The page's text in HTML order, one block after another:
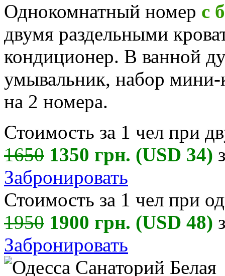
Однокомнатный номер с
двумя раздельными
кондиционер. В ванной
умывальник, набор
на 2 номера.
Стоимость за 1 чел при
1650 1350 грн. (USD 34)
Забронировать
Стоимость за 1 чел при
1950 1900 грн. (USD 48)
Забронировать